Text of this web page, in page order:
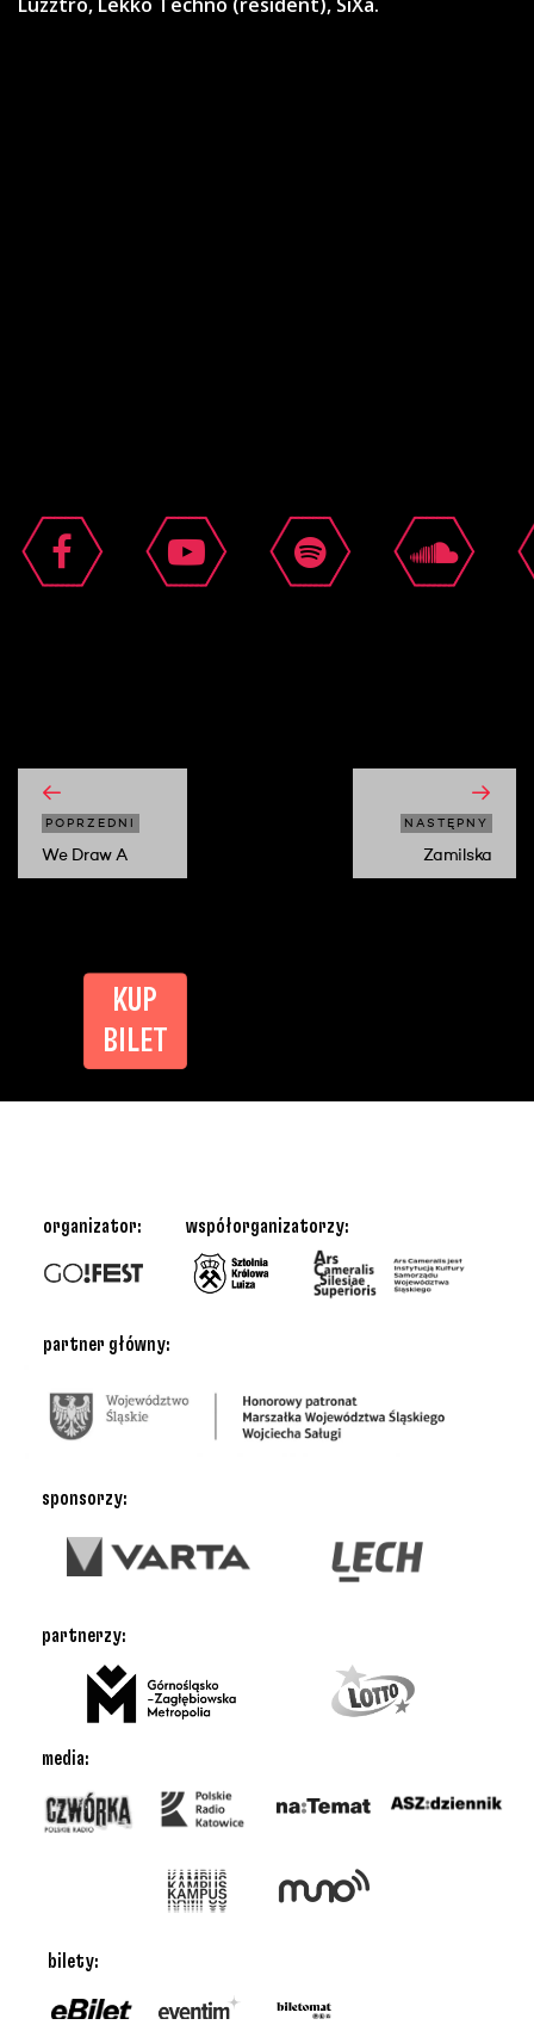
POPRZEDNI
We Draw A
NASTĘPNY
Zamilska
KUP
BILET
partner główny:
sponsorzy:
organizator: współorganizatorzy:
media:
bilety:
partnerzy: